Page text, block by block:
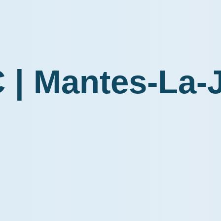
| Mantes-La-